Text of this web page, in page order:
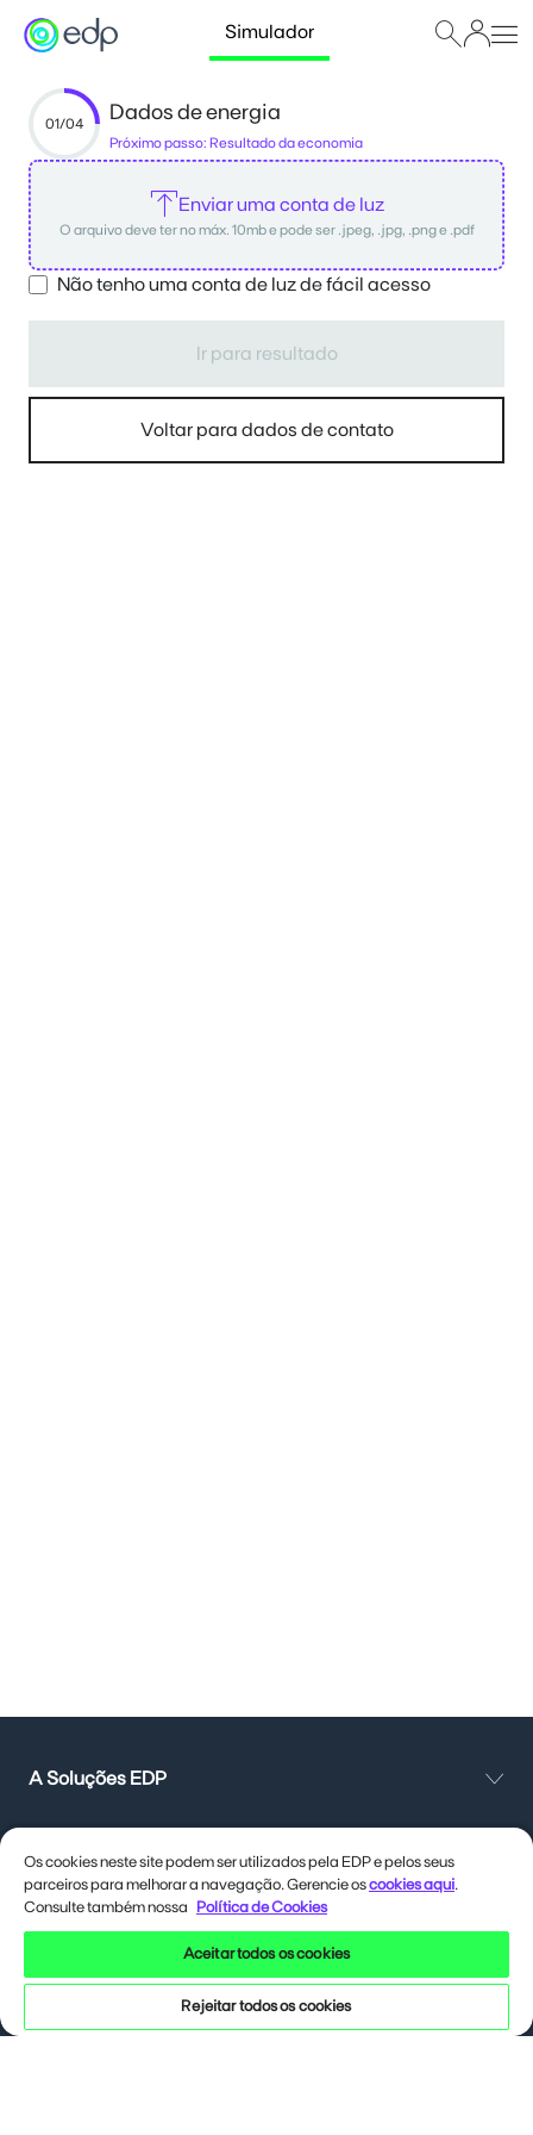
Simulador
01/04 Dados de energia
Próximo passo: Resultado da economia
Enviar uma conta de luz
O arquivo deve ter no máx. 10mb e pode ser .jpeg, .jpg, .png e .pdf
Não tenho uma conta de luz de fácil acesso
Voltar para dados de contato
Ir para resultado
A Soluções EDP
Nossos Serviços
Atendimento
Os cookies neste site podem ser utilizados pela EDP e pelos seus
parceiros para melhorar a navegação. Gerencie oscookies aqui.
Consulte também nossa
Política de Cookies
Aceitar todos os cookies
Rejeitar todos os cookies